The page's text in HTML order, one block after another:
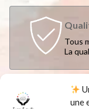
une
Tous
La